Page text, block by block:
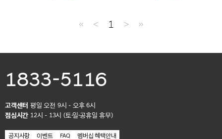
≪ ＜ 1 ＞ ≫
1833-5116
고객센터 평일 오전 9시 - 오후 6시
점심시간 12시 - 13시 (토·일·공휴일 휴무)
공지사항 이벤트 FAQ 멤버십 혜택안내